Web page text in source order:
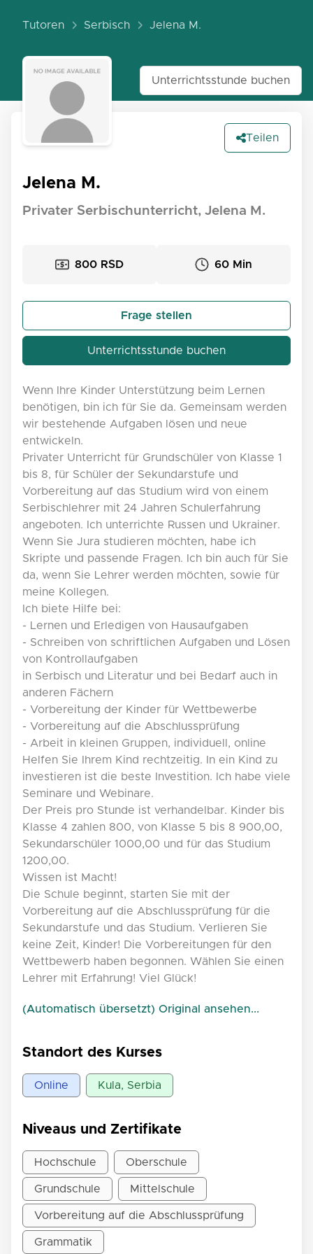
Tutoren Serbisch Jelena M.
Unterrichtsstunde buchen
Teilen
Jelena M.
Privater Serbischunterricht, Jelena M.
800 RSD 60 Min
Frage stellen
Unterrichtsstunde buchen
Wenn Ihre Kinder Unterstützung beim Lernen
benötigen, bin ich für Sie da. Gemeinsam werden
wir bestehende Aufgaben lösen und neue
entwickeln.
Privater Unterricht für Grundschüler von Klasse 1
bis 8, für Schüler der Sekundarstufe und
Vorbereitung auf das Studium wird von einem
Serbischlehrer mit 24 Jahren Schulerfahrung
angeboten. Ich unterrichte Russen und Ukrainer.
Wenn Sie Jura studieren möchten, habe ich
Skripte und passende Fragen. Ich bin auch für Sie
da, wenn Sie Lehrer werden möchten, sowie für
meine Kollegen.
Ich biete Hilfe bei:
- Lernen und Erledigen von Hausaufgaben
- Schreiben von schriftlichen Aufgaben und Lösen
von Kontrollaufgaben
in Serbisch und Literatur und bei Bedarf auch in
anderen Fächern
- Vorbereitung der Kinder für Wettbewerbe
- Vorbereitung auf die Abschlussprüfung
- Arbeit in kleinen Gruppen, individuell, online
Helfen Sie Ihrem Kind rechtzeitig. In ein Kind zu
investieren ist die beste Investition. Ich habe viele
Seminare und Webinare.
Der Preis pro Stunde ist verhandelbar. Kinder bis
Klasse 4 zahlen 800, von Klasse 5 bis 8 900,00,
Sekundarschüler 1000,00 und für das Studium
1200,00.
Wissen ist Macht!
Die Schule beginnt, starten Sie mit der
Vorbereitung auf die Abschlussprüfung für die
Sekundarstufe und das Studium. Verlieren Sie
keine Zeit, Kinder! Die Vorbereitungen für den
Wettbewerb haben begonnen. Wählen Sie einen
Lehrer mit Erfahrung! Viel Glück!
(Automatisch übersetzt) Original ansehen...
Standort des Kurses
Online Kula, Serbia
Niveaus und Zertifikate
Hochschule Oberschule
Grundschule Mittelschule
Vorbereitung auf die Abschlussprüfung
Grammatik